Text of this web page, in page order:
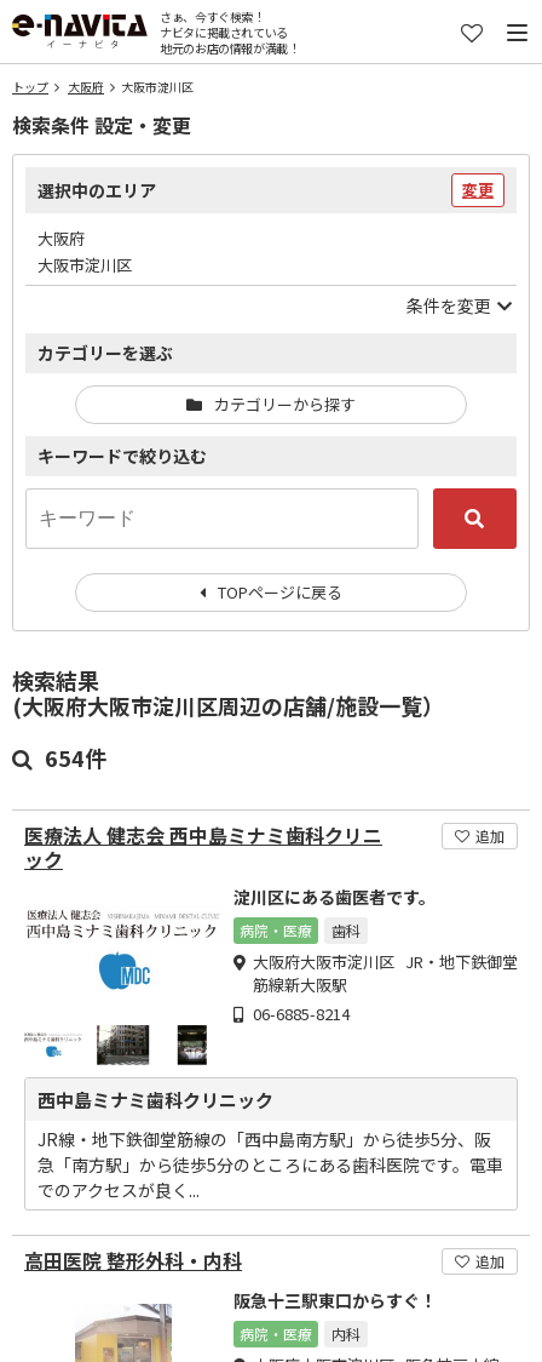
さぁ、今すぐ検索！
ナビタに掲載されている
地元のお店の情報が満載！
トップ 大阪府 大阪市淀川区
検索結果
(大阪府大阪市淀川区周辺の店舗/施設一覧）
654件
医療法人 健志会 西中島ミナミ歯科クリニ
ック
追加
淀川区にある歯医者です。
病院・医療 歯科
大阪府大阪市淀川区 JR・地下鉄御堂
筋線新大阪駅
06-6885-8214
西中島ミナミ歯科クリニック
JR線・地下鉄御堂筋線の「西中島南方駅」から徒歩5分、阪
急「南方駅」から徒歩5分のところにある歯科医院です。電車
でのアクセスが良く...
高田医院 整形外科・内科 追加
阪急十三駅東口からすぐ！
病院・医療 内科
検索条件 設定・変更
選択中のエリア 変更
大阪府
大阪市淀川区
条件を変更
カテゴリーを選ぶ
カテゴリーから探す
キーワードで絞り込む
TOPページに戻る